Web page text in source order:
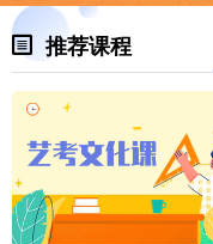
推荐课程